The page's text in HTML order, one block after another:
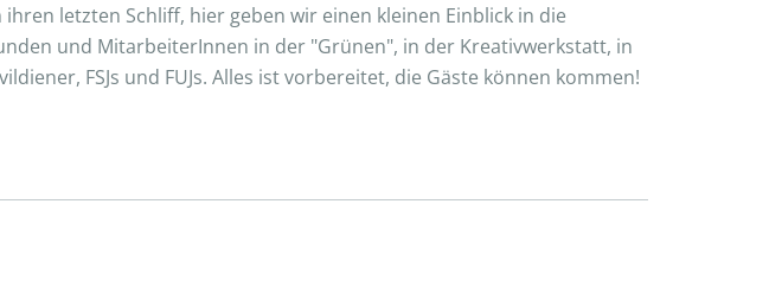
letzten Schliff, hier geben wir einen kleinen Einblick in die
und MitarbeiterInnen in der "Grünen", in der Kreativwerkstatt, in
FSJs und FUJs. Alles ist vorbereitet, die Gäste können kommen!